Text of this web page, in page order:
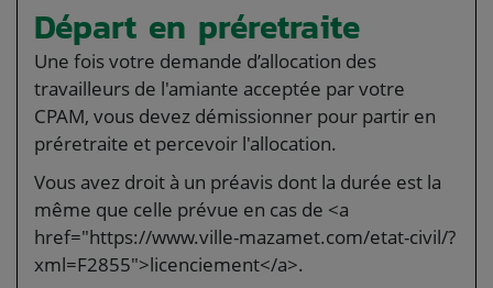
Départ en préretraite
Une fois votre demande d’allocation des
travailleurs de l'amiante acceptée par votre
CPAM, vous devez démissionner pour partir en
préretraite et percevoir l'allocation.
Vous avez droit à un préavis dont la durée est la
même que celle prévue en cas de <a
href="https://www.ville-mazamet.com/etat-civil/?
xml=F2855">licenciement</a>.